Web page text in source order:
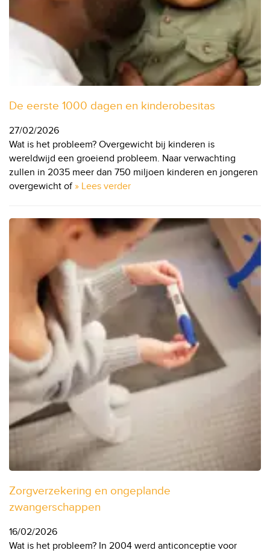
De eerste 1000 dagen en kinderobesitas
27/02/2026
Wat is het probleem? Overgewicht bij kinderen is
wereldwijd een groeiend probleem. Naar verwachting
zullen in 2035 meer dan 750 miljoen kinderen en jongeren
overgewicht of» Lees verder
Zorgverzekering en ongeplande
zwangerschappen
16/02/2026
Wat is het probleem? In 2004 werd anticonceptie voor